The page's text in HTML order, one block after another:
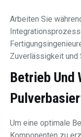
Arbeiten Sie
Zuverlässigkeit und
Betrieb Und
Um eine optimale